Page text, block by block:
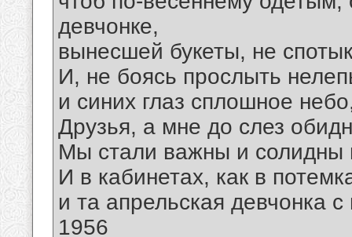
девчонке,
вынесшей букеты, не
И, не боясь прослыть
и синих глаз сплошное
Друзья, а мне до слез
Мы стали важны и солидны
И в кабинетах, как в
и та апрельская девчонка
1956